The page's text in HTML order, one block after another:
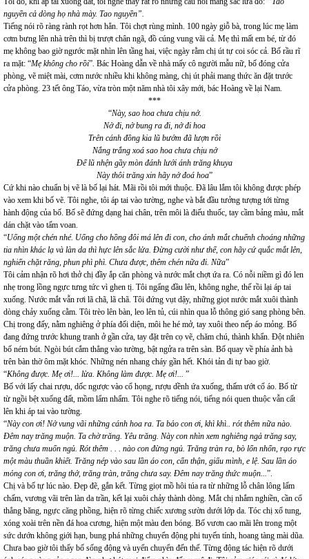
nguyền cả dòng họ nhà mày. Tao nguyền”.
Tiếng nói rõ ràng rành rọt hơn hẳn. Tôi chợt rùng mình. 100 ngày giỗ bà, trong lúc mẹ làm
cơm bưng lên nhà trên thì bị trượt chân ngã, đồ cúng vung vãi cả. Mẹ thì mất em bé, từ đó
mẹ không bao giờ ngước mặt nhìn lên tầng hai, việc ngày rằm chị út tự coi sóc cả. Bố rầu rĩ
ra mặt: “Mẹ không cho rồi”. Bác Hoàng dẫn về nhà mấy cô người mẫu nữ, bố đóng cửa
phòng, vẽ miệt mài, cơm nước nhiều khi không màng, chị út phải mang thức ăn đặt trước
cửa phòng. 23 tết ông Táo, vừa tròn một năm nhà tôi xây mới, bác Hoàng về lại Nam.
***
“Này, sao hoa chưa chịu nở.
Nở đi, nở bung ra đi, nở đi hoa
Trên cánh đồng kia lũ bướm đã lượn rồi
Nắng trắng xoá sao hoa chưa chịu nở
Để lũ nhện gầy mòn đánh lưới ánh trăng khuya
Này thôi trăng xin hãy nở đoá hoa”
Cứ khi nào chuẩn bị vẽ là bố lại hát. Mãi rồi tôi mới thuộc. Đã lâu lắm tôi không được phép
vào xem khi bố vẽ. Tôi nghe, tôi áp tai vào tường, nghe và bắt đầu tưởng tượng tới từng
hành động của bố. Bố sẽ đứng dạng hai chân, trên môi là điếu thuốc, tay cầm bảng màu, mắt
dán chặt vào tấm voan.
“Uống một chén nhé. Uống cho hồng đôi má lên đi con, cho ánh mắt chuếnh choáng những
tia nhìn khác lạ và làn da thì hực lên sắc lửa. Đừng cười như thế, con hãy cứ quắc mắt lên,
nghiến chặt răng, phun phì phì. Chưa được, thêm chén nữa đi. Nữa”
Tôi cảm nhận rõ hơi thở chị đầy ắp căn phòng và nước mắt chợt ứa ra. Có nỗi niềm gì đó len
nhẹ trong lồng ngực tưng tức vì ghen tị. Tôi ngẩng đầu lên, không nghe, thế rồi lại áp tai
xuống. Nước mắt vẫn rơi lã chã, lã chã. Tôi đứng vụt dậy, những giọt nước mắt xuôi thành
dòng chảy xuống cằm. Tôi trèo lên bàn, leo lên tủ, cúi nhìn qua lỗ thông gió sang phòng bên.
Chị trong đấy, nằm nghiêng ở phía đối diện, môi he hé mở, tay xuôi theo nếp áo mỏng. Bố
đang đứng trước khung tranh ở gần cửa, tay đặt trên cọ vẽ, chăm chú, thành khẩn. Đột nhiên
bố ném bút. Ngòi bút cắm thẳng vào tường, bật ngửa ra trên sàn. Bố quay về phía ảnh bà
trên bàn thờ ôm mặt khóc. Những nén nhang cháy gần hết. Khói tản đi tự bao giờ.
“Không được. Mẹ ơi!... lừa. Không làm được. Mẹ ơi!... ”
Bố với lấy chai rượu, dốc ngược vào cổ họng, rượu dềnh ứa xuống, thấm ướt cổ áo. Bố từ
từ ngồi bệt xuống đất, mồm lẩm nhẩm. Tôi nghe rõ tiếng nói, tiếng nói quen thuộc vẫn cất
lên khi áp tai vào tường.
“Này con ơi! Nở vung vãi những cánh hoa ra. Ta bảo con ơi, khì khì.. rót thêm nữa nào.
Đêm nay trăng muộn. Ta chờ trăng. Yêu trăng. Này con nhìn xem nghiêng ngả trăng say,
trăng chưa muốn ngủ. Rót thêm . . . nào con đừng ngủ. Trăng tràn ra, bò lổn nhổn, rạo rực
một màu thuần khiết. Trăng nép vào sau lần áo con, cẩn thận, giấu mình, e lệ. Sau lần áo
mỏng con ơi, trăng thở, trăng tràn, trăng chưa say. Đêm nay trăng thức muộn...”.
Chị và bố tự lúc nào. Đẹp đẽ, gắn kết. Từng giọt mồ hôi túa ra từ những lỗ chân lông lấm
chấm, vương vãi trên làn da trần, kết lại xuôi chảy thành dòng. Mắt chị nhắm nghiền, cần cổ
thẳng băng, ngực căng phồng, hiện rõ từng chiếc xương sườn dưới lớp da. Tóc chị xổ tung,
xóng xoài trên nền đá hoa cương, hiện một màu đen bóng. Bố vươn cao mãi lên trong một
sức dướn không giới hạn, bung phá những chuyển động phi tuyến tính, hoang tàng mài dũa.
Chưa bao giờ tôi thấy bố sống động và uyển chuyển đến thế. Từng động tác hiện rõ dưới